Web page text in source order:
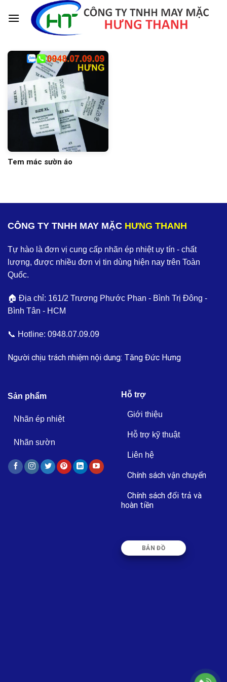
Tem mác sườn áo
CÔNG TY TNHH MAY MẶC HƯNG THANH
Tự hào là đơn vị cung cấp nhãn ép nhiệt uy tín - chất
lượng, được nhiều đơn vị tin dùng hiện nay trên Toàn
Quốc.
🏠 Địa chỉ: 161/2 Trương Phước Phan - Bình Trị Đông -
Bình Tân - HCM
📞 Hotline: 0948.07.09.09
Người chịu trách nhiệm nội dung: Tăng Đức Hưng
Sản phẩm
Nhãn ép nhiệt
Nhãn sườn
Hỗ trợ
Giới thiệu
Hỗ trợ kỹ thuật
Liên hệ
Chính sách vận chuyển
Chính sách đổi trả và
hoàn tiền
BẢN ĐỒ